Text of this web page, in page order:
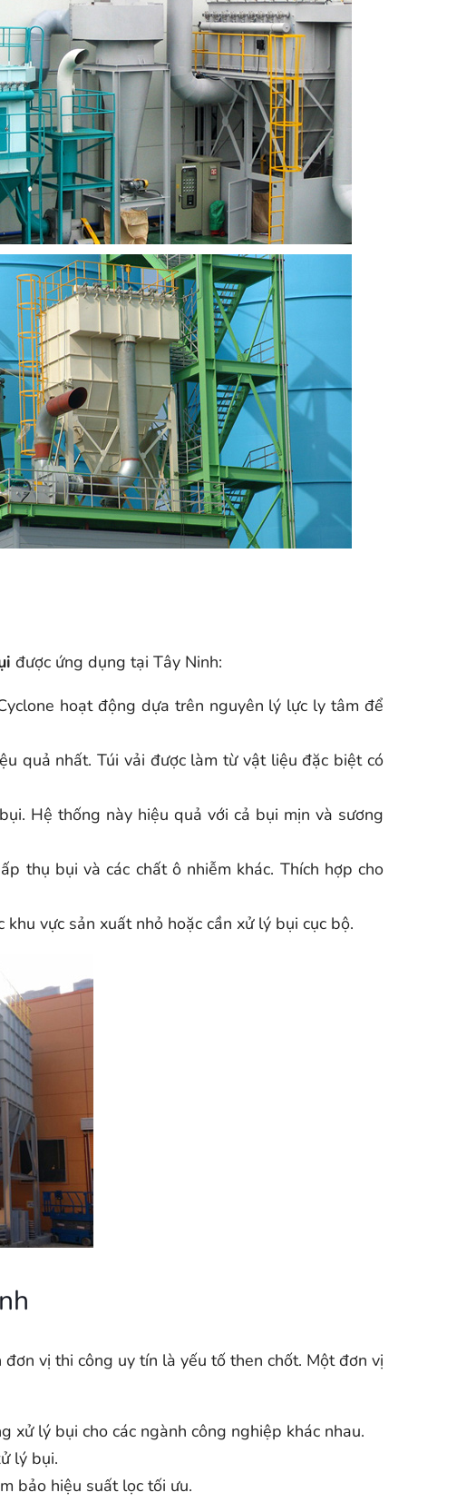
được ứng dụng tại Tây Ninh:
hoạt động dựa trên nguyên lý lực ly tâm để
quả nhất. Túi vải được làm từ vật liệu đặc biệt có
Hệ thống này hiệu quả với cả bụi mịn và sương
thụ bụi và các chất ô nhiễm khác. Thích hợp cho
vực sản xuất nhỏ hoặc cần xử lý bụi cục bộ.
vị thi công uy tín là yếu tố then chốt. Một đơn vị
xử lý bụi cho các ngành công nghiệp khác nhau.
lý bụi.
bảo hiệu suất lọc tối ưu.